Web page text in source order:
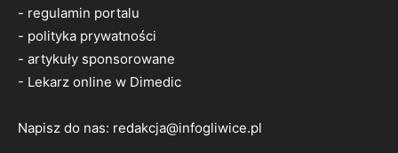
- regulamin portalu
- polityka prywatności
- artykuły sponsorowane
- Lekarz online w Dimedic
Napisz do nas: redakcja@infogliwice.pl